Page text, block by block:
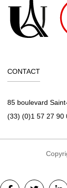
CONTACT
85 boulevard
(33) (0)1 57 27 90